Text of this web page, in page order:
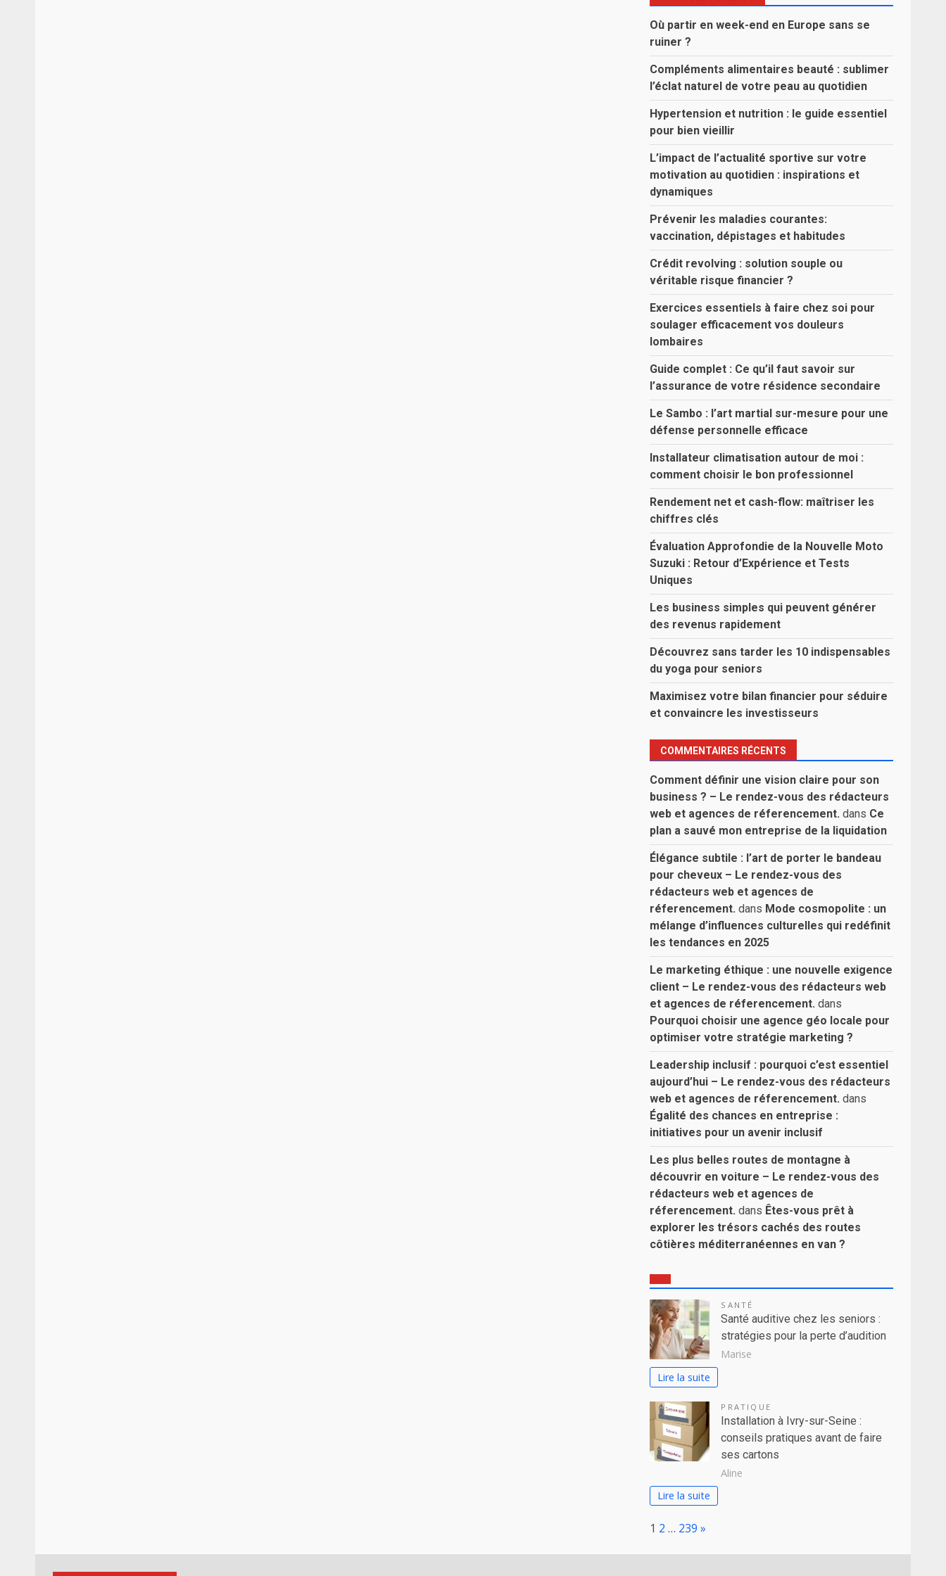
Où partir en week-end en Europe sans se
ruiner ?
Compléments alimentaires beauté : sublimer
l’éclat naturel de votre peau au quotidien
Hypertension et nutrition : le guide essentiel
pour bien vieillir
L’impact de l’actualité sportive sur votre
motivation au quotidien : inspirations et
dynamiques
Prévenir les maladies courantes:
vaccination, dépistages et habitudes
Crédit revolving : solution souple ou
véritable risque financier ?
Exercices essentiels à faire chez soi pour
soulager efficacement vos douleurs
lombaires
Guide complet : Ce qu’il faut savoir sur
l’assurance de votre résidence secondaire
Le Sambo : l’art martial sur-mesure pour une
défense personnelle efficace
Installateur climatisation autour de moi :
comment choisir le bon professionnel
Rendement net et cash-flow: maîtriser les
chiffres clés
Évaluation Approfondie de la Nouvelle Moto
Suzuki : Retour d’Expérience et Tests
Uniques
Les business simples qui peuvent générer
des revenus rapidement
Découvrez sans tarder les 10 indispensables
du yoga pour seniors
Maximisez votre bilan financier pour séduire
et convaincre les investisseurs
COMMENTAIRES RÉCENTS
Comment définir une vision claire pour son
business ? – Le rendez-vous des rédacteurs
web et agences de réferencement. dans Ce
plan a sauvé mon entreprise de la liquidation
Élégance subtile : l’art de porter le bandeau
pour cheveux – Le rendez-vous des
rédacteurs web et agences de
réferencement. dans Mode cosmopolite : un
mélange d’influences culturelles qui redéfinit
les tendances en 2025
Le marketing éthique : une nouvelle exigence
client – Le rendez-vous des rédacteurs web
et agences de réferencement. dans
Pourquoi choisir une agence géo locale pour
optimiser votre stratégie marketing ?
Leadership inclusif : pourquoi c’est essentiel
aujourd’hui – Le rendez-vous des rédacteurs
web et agences de réferencement. dans
Égalité des chances en entreprise :
initiatives pour un avenir inclusif
Les plus belles routes de montagne à
découvrir en voiture – Le rendez-vous des
rédacteurs web et agences de
réferencement. dans Êtes-vous prêt à
explorer les trésors cachés des routes
côtières méditerranéennes en van ?
SANTÉ
Santé auditive chez les seniors :
stratégies pour la perte d’audition
Marise
Lire la suite
PRATIQUE
Installation à Ivry-sur-Seine :
conseils pratiques avant de faire
ses cartons
Aline
Lire la suite
Page:
1 2 … 239 Next
»